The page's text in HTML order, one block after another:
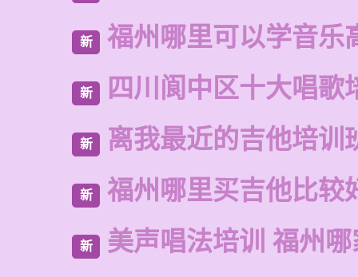
新 福州哪里可以学音乐
新 四川阆中区十大唱歌
新 离我最近的吉他培训
新 福州哪里买吉他比较
新 美声唱法培训 福州